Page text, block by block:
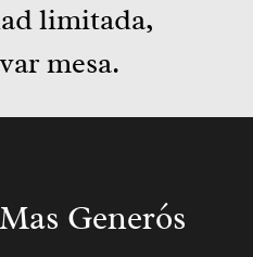
limitada,
mesa.
Generós